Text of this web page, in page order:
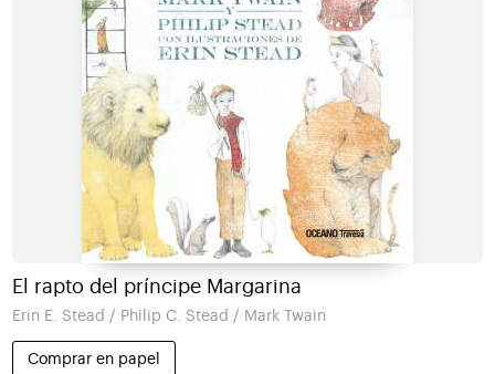
El rapto del príncipe Margarina
Erin E. Stead / Philip C. Stead / Mark Twain
Comprar en papel